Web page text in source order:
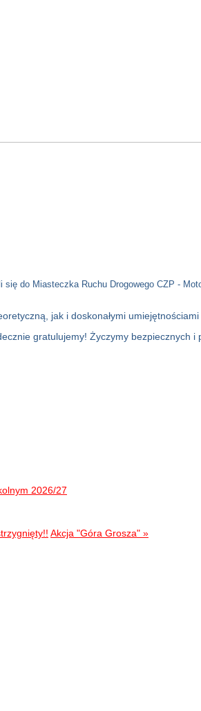
do Miasteczka Ruchu Drogowego CZP -
jak i doskonałymi umiejętnościami
gratulujemy! Życzymy bezpiecznych i
2026/27
Akcja "Góra Grosza" »